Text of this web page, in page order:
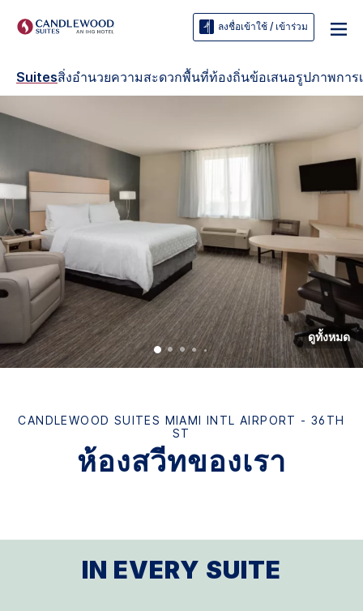
ลงชื่อเข้าใช้ / เข้าร่วม
Suitesสิ่งอำนวยความสะดวกพื้นที่ท้องถิ่นข้อเสนอรูปภาพการ
ดูทั้งหมด
CANDLEWOOD SUITES MIAMI INTL AIRPORT - 36TH
ST
ห้องสวีทของเรา
IN EVERY SUITE